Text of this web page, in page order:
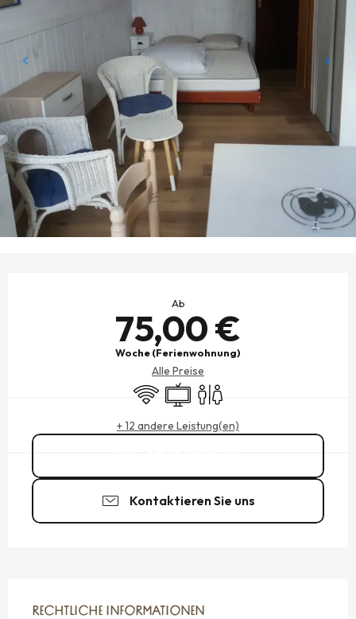
Ab
75,00 €
Woche (Ferienwohnung)
Alle Preise
Wi-Fi Fernsehen
Toiletten
+ 12 andere Leistung(en)
Kontaktieren Sie uns
RECHTLICHE INFORMATIONEN
RECHTLICHE INFORMATIONEN